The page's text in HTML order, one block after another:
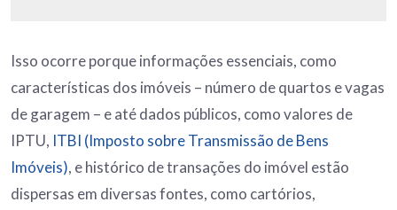
Isso ocorre porque informações essenciais, como
características dos imóveis – número de quartos e vagas
de garagem – e até dados públicos, como valores de
IPTU, ITBI (Imposto sobre Transmissão de Bens
Imóveis), e histórico de transações do imóvel estão
dispersas em diversas fontes, como cartórios,